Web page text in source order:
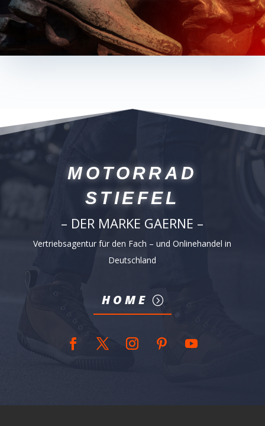
MOTORRAD
STIEFEL
– DER MARKE GAERNE –
Vertriebsagentur für den Fach – und Onlinehandel in
Deutschland
HOME